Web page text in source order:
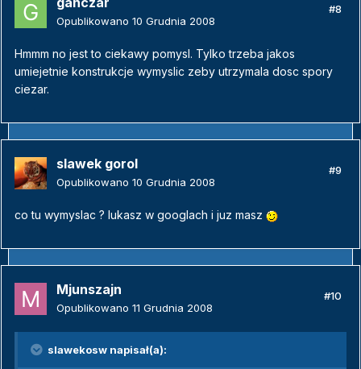
Opublikowano 10 Grudnia 2008
#8
Hmmm no jest to ciekawy pomysl. Tylko trzeba jakos
umiejetnie konstrukcje wymyslic zeby utrzymala dosc spory
ciezar.
slawek gorol
Opublikowano 10 Grudnia 2008
#9
co tu wymyslac ? lukasz w googlach i juz masz
Mjunszajn
Opublikowano 11 Grudnia 2008
#10
slawekosw napisał(a):